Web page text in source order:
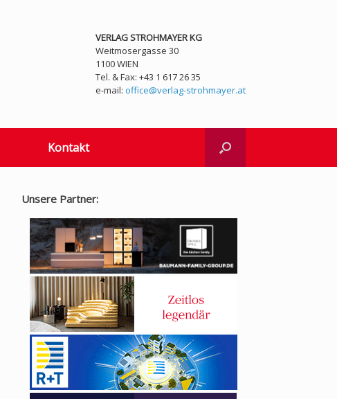
VERLAG STROHMAYER KG
Weitmosergasse 30
1100 WIEN
Tel. & Fax: +43 1 617 26 35
e-mail: office@verlag-strohmayer.at
Kontakt
Unsere Partner: